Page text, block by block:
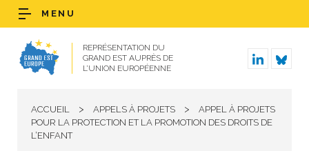
REPRÉSENTATION DU
GRAND EST AUPRÈS DE
L’UNION EUROPÉENNE
MENU
ACCUEIL > APPELS À PROJETS >
APPEL À PROJETS
POUR LA PROTECTION ET LA PROMOTION DES DROITS DE
L’ENFANT